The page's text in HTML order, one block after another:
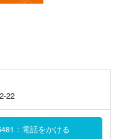
22
：電話をかける